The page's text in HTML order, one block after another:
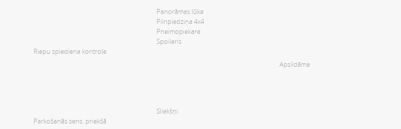
Riepu spiediena kontrole
Parkošanās sens. priekšā
Panorāmas lūka
Pilnpiedziņa 4x4
Pneimopiekare
Spoileris
Sliekšņi
Apsildāma